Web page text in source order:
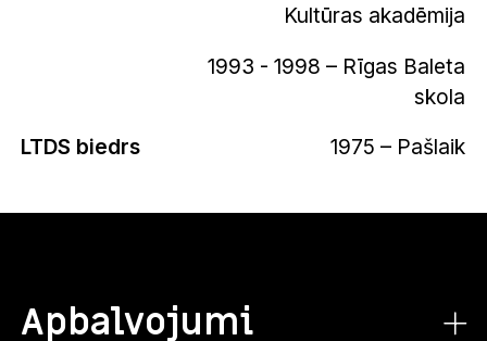
Kultūras akadēmija
1993 - 1998 – Rīgas Baleta
skola
LTDS biedrs
1975 – Pašlaik
Apbalvojumi